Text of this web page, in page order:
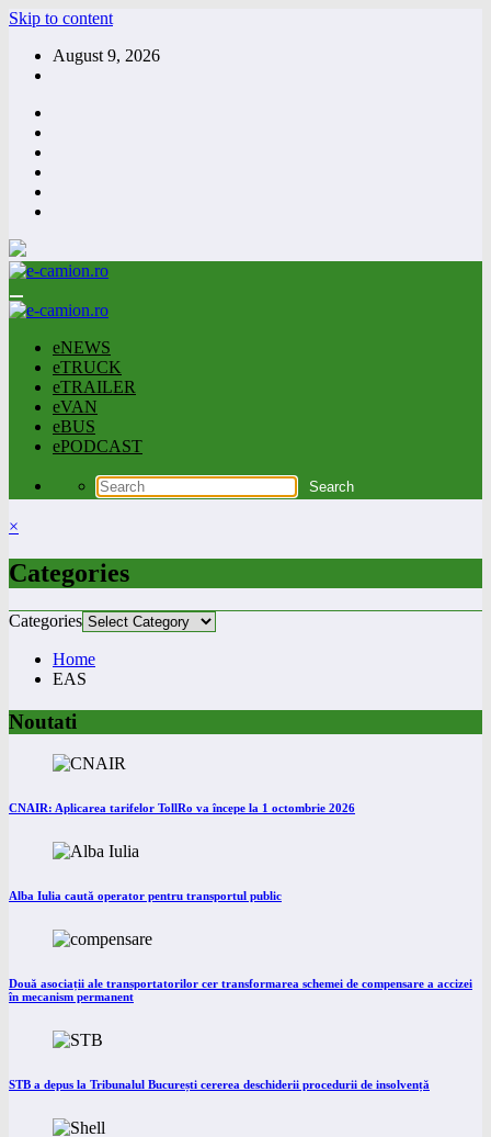
Skip to content
August 9, 2026
eNEWS
eTRUCK
eTRAILER
eVAN
eBUS
ePODCAST
×
Categories
Categories
Home
EAS
Noutati
CNAIR: Aplicarea tarifelor TollRo va începe la 1 octombrie 2026
Alba Iulia caută operator pentru transportul public
Două asociații ale transportatorilor cer transformarea schemei de compensare a accizei
în mecanism permanent
STB a depus la Tribunalul București cererea deschiderii procedurii de insolvență